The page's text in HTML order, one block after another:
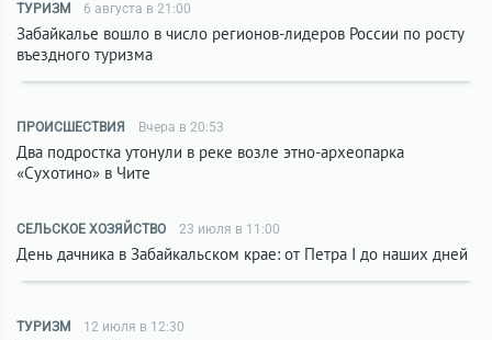
ТУРИЗМ 6 августа в 21:00
Забайкалье вошло в число регионов-лидеров России по росту
въездного туризма
ПРОИСШЕСТВИЯ Вчера в 20:53
Два подростка утонули в реке возле этно-археопарка
«Сухотино» в Чите
СЕЛЬСКОЕ ХОЗЯЙСТВО 23 июля в 11:00
День дачника в Забайкальском крае: от Петра I до наших дней
ТУРИЗМ 12 июля в 12:30